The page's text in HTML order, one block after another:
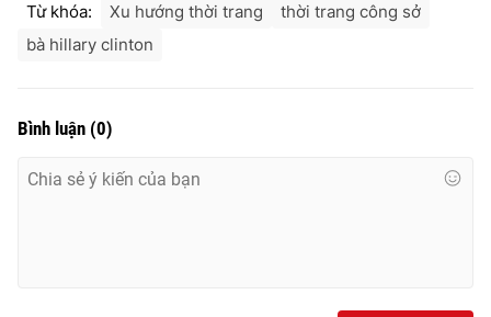
Từ khóa: Xu hướng thời trang
thời trang công sở
bà hillary clinton
Bình luận (0)